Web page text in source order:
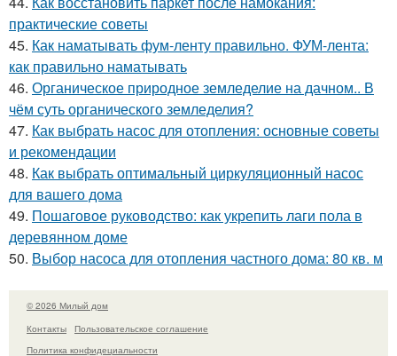
практические советы
45. Как наматывать фум-ленту правильно. ФУМ-лента:
как правильно наматывать
46. Органическое природное земледелие на дачном.. В
чём суть органического земледелия?
47. Как выбрать насос для отопления: основные советы
и рекомендации
48. Как выбрать оптимальный циркуляционный насос
для вашего дома
49. Пошаговое руководство: как укрепить лаги пола в
деревянном доме
50. Выбор насоса для отопления частного дома: 80 кв. м
© 2026 Милый дом
Контакты
Пользовательское соглашение
Политика конфидециальности